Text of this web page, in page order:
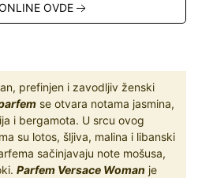
OVDE
prefinjen i zavodljiv ženski
se otvara notama jasmina,
i bergamota. U srcu ovog
su lotos, šljiva, malina i libanski
sačinjavaju note mošusa,
Parfem Versace Woman je